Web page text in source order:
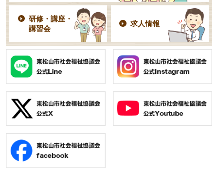
研修・講座・
講習会
求人情報